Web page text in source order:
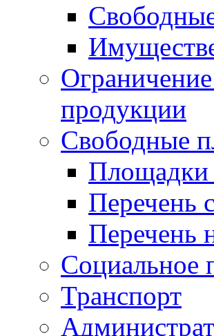
продукции
Свободные
Площадки
Перечень
Перечень
Социальное
Транспорт